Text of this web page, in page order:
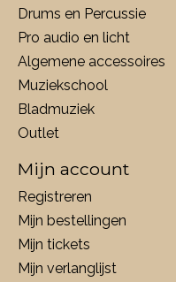
Drums en Percussie
Pro audio en licht
Algemene accessoires
Muziekschool
Bladmuziek
Outlet
Mijn account
Registreren
Mijn bestellingen
Mijn tickets
Mijn verlanglijst